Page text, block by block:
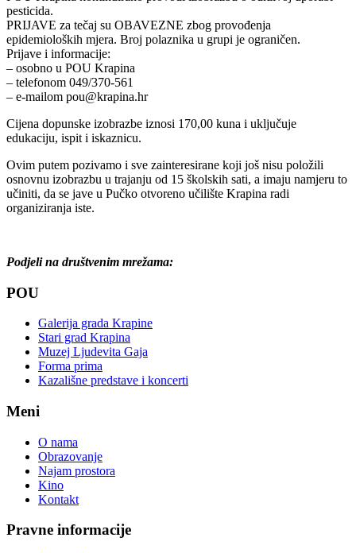
pesticida.
PRIJAVE za tečaj su OBAVEZNE zbog provođenja
epidemioloških mjera. Broj polaznika u grupi je ograničen.
Prijave i informacije:
– osobno u POU Krapina
– telefonom 049/370-561
– e-mailom pou@krapina.hr
Cijena dopunske izobrazbe iznosi 170,00 kuna i uključuje
edukaciju, ispit i iskaznicu.
Ovim putem pozivamo i sve zainteresirane koji još nisu položili
osnovnu izobrazbu u trajanju od 15 školskih sati, a imaju namjeru to
učiniti, da se jave u Pučko otvoreno učilište Krapina radi
organiziranja iste.
Podjeli na društvenim mrežama:
POU
Galerija grada Krapine
Stari grad Krapina
Muzej Ljudevita Gaja
Forma prima
Kazališne predstave i koncerti
Meni
O nama
Obrazovanje
Najam prostora
Kino
Kontakt
Pravne informacije